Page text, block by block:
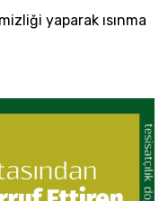
yaparak ısınma